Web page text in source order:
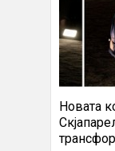
Новата